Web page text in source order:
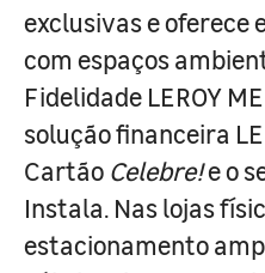
exclusivas e oferece
com espaços
Fidelidade LEROY
solução financeira
Cartão Celebre!e o
Instala. Nas lojas
estacionamento